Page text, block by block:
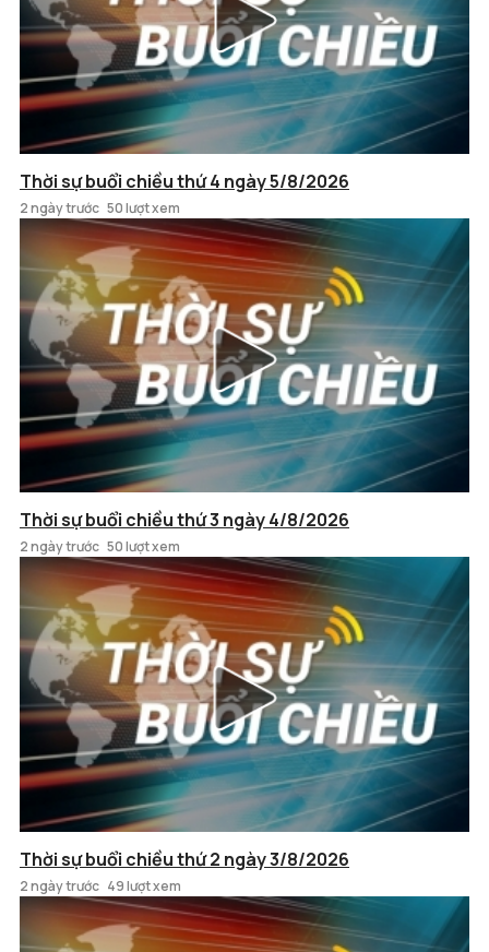
Thời sự buổi chiều thứ 4 ngày 5/8/2026
2 ngày trước 50 lượt xem
Thời sự buổi chiều thứ 3 ngày 4/8/2026
2 ngày trước 50 lượt xem
Thời sự buổi chiều thứ 2 ngày 3/8/2026
2 ngày trước 49 lượt xem